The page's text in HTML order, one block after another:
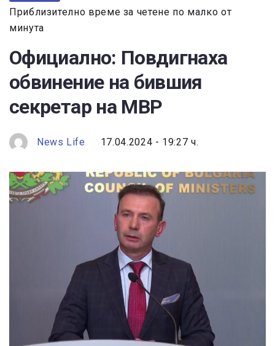
Приблизително време за четене по малко от
минута
Официално: Повдигнаха
обвинение на бившия
секретар на МВР
News Life 17.04.2024 - 19:27 ч.